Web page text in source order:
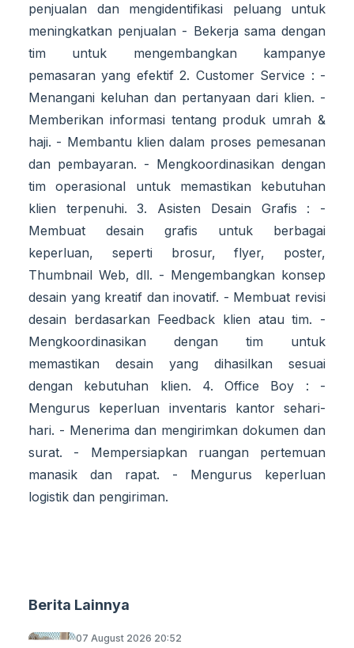
penjualan dan mengidentifikasi peluang untuk
meningkatkan penjualan - Bekerja sama dengan
tim untuk mengembangkan kampanye
pemasaran yang efektif 2. Customer Service : -
Menangani keluhan dan pertanyaan dari klien. -
Memberikan informasi tentang produk umrah &
haji. - Membantu klien dalam proses pemesanan
dan pembayaran. - Mengkoordinasikan dengan
tim operasional untuk memastikan kebutuhan
klien terpenuhi. 3. Asisten Desain Grafis : -
Membuat desain grafis untuk berbagai
keperluan, seperti brosur, flyer, poster,
Thumbnail Web, dll. - Mengembangkan konsep
desain yang kreatif dan inovatif. - Membuat revisi
desain berdasarkan Feedback klien atau tim. -
Mengkoordinasikan dengan tim untuk
memastikan desain yang dihasilkan sesuai
dengan kebutuhan klien. 4. Office Boy : -
Mengurus keperluan inventaris kantor sehari-
hari. - Menerima dan mengirimkan dokumen dan
surat. - Mempersiapkan ruangan pertemuan
manasik dan rapat. - Mengurus keperluan
logistik dan pengiriman.
Berita Lainnya
07 August 2026 20:52